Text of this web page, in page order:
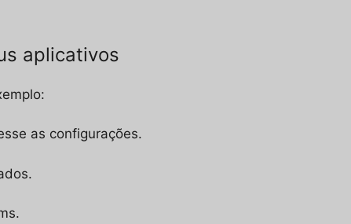
aplicativos
as configurações.